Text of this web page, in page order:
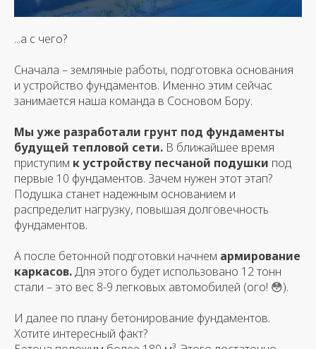
...а с чего?
Сначала – земляные работы, подготовка основания
и устройство фундаментов. Именно этим сейчас
занимается наша команда в Сосновом Бору.
Мы уже разработали грунт под фундаменты
будущей тепловой сети. В ближайшее время
приступим к устройству песчаной подушки под
первые 10 фундаментов. Зачем нужен этот этап?
Подушка станет надежным основанием и
распределит нагрузку, повышая долговечность
фундаментов.
А после бетонной подготовки начнем армирование
каркасов.Для этого будет использовано 12 тонн
стали – это вес 8-9 легковых автомобилей (ого! 😳).
И далее по плану бетонирование фундаментов.
Хотите интересный факт?